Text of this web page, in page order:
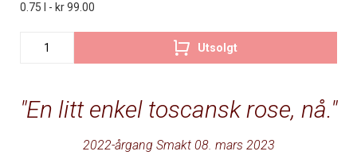
En litt enkel toscansk rose, nå.
2022-årgang Smakt 08. mars 2023
0.75 l - kr 99.00
Utsolgt